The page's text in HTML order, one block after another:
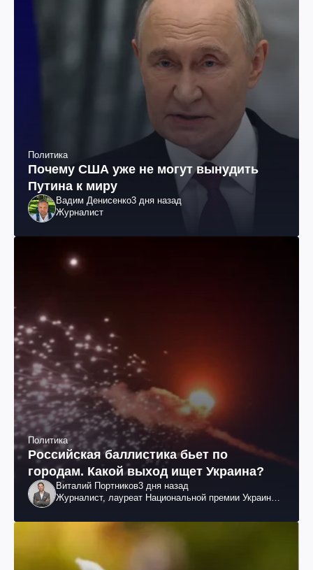
Политика
Почему США уже не могут вынудить
Путина к миру
Вадим Денисенко3 дня назад
Журналист
Политика
Российская баллистика бьет по
городам. Какой выход ищет Украина?
Виталий Портников3 дня назад
Журналист, лауреат Национальной премии Украины